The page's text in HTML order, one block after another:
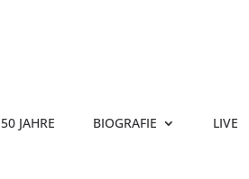
50 JAHRE BIOGRAFIE LIVE